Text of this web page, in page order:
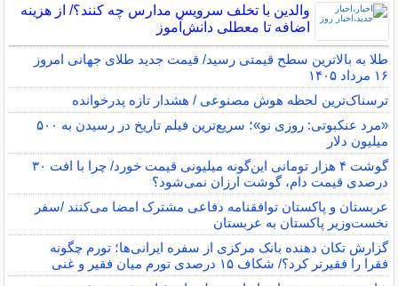
والدین با تخلف سرویس مدارس چه کنند؟/ از هزینه
اضافه تا معطلی دانش‌آموز
طلا به بالاترین سطح قیمتی رسید/ قیمت جدید طلای جهانی امروز
۱۶ مرداد ۱۴۰۵
ترسناک‌ترین لحظه هوش مصنوعی / هشدار تازه پدرخوانده
«مرد عنکبوتی: روزی نو»؛ سریع‌ترین فیلم تاریخ در رسیدن به ۵۰۰
میلیون دلار
گوشت ۴ هزار تومانی این‌گونه میلیونی قیمت خورد/ چرا با افت ۳۰
درصدی قیمت دام، گوشت ارزان نمی‌شود؟
عربستان و پاکستان توافقنامه دفاعی مشترک امضا می‌کنند /سفر
نخست‌وزیر پاکستان به عربستان
گزارش تکان‌ دهنده بانک مرکزی از سفره ایرانی‌ها؛ تورم چگونه
فقرا را فقیرتر کرد؟/ شکاف ۱۵ درصدی تورم میان فقیر و غنی